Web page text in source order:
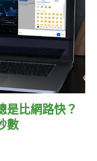
是比網路快？
數